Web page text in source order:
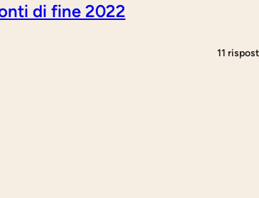
di fine 2022
11